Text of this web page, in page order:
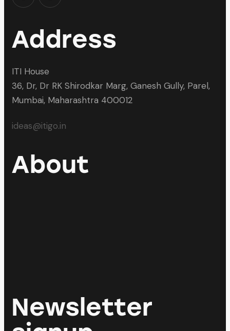
Address
ITI House
36, Dr, Dr RK Shirodkar Marg, Ganesh Gully, Parel,
Mumbai, Maharashtra 400012
ideas@itigo.in
About
Newsletter